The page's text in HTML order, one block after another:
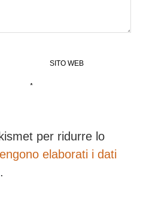
*
SITO WEB
per ridurre lo
elaborati i dati
.